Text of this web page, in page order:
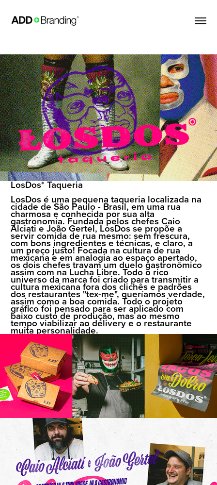
LosDos* Taqueria
LosDos é uma pequena taqueria localizada na
cidade de São Paulo - Brasil, em uma rua
charmosa e conhecida por sua alta
gastronomia. Fundada pelos chefes Caio
Alciati e João Gertel, LosDos se propõe a
servir comida de rua mesmo: sem frescura,
com bons ingredientes e técnicas, e claro, a
um preço justo! Focada na cultura de rua
mexicana e em analogia ao espaço apertado,
os dois chefes travam um duelo gastronômico
assim com na Lucha Libre. Todo o rico
universo da marca foi criado para transmitir a
cultura mexicana fora dos clichês e padrões
dos restaurantes "tex-me", queríamos verdade,
assim como a boa comida. Todo o projeto
gráfico foi pensado para ser aplicado com
baixo custo de produção, mas ao mesmo
tempo viabilizar ao delivery e o restaurante
muita personalidade.